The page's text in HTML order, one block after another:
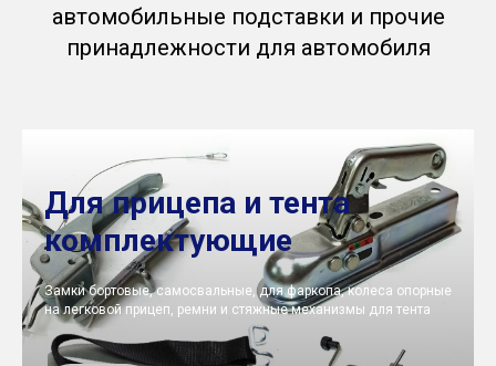
автомобильные подставки и прочие
принадлежности для автомобиля
Для прицепа и тента
комплектующие
Замки бортовые, самосвальные, для фаркопа, колеса опорные
на легковой прицеп, ремни и стяжные механизмы для тента